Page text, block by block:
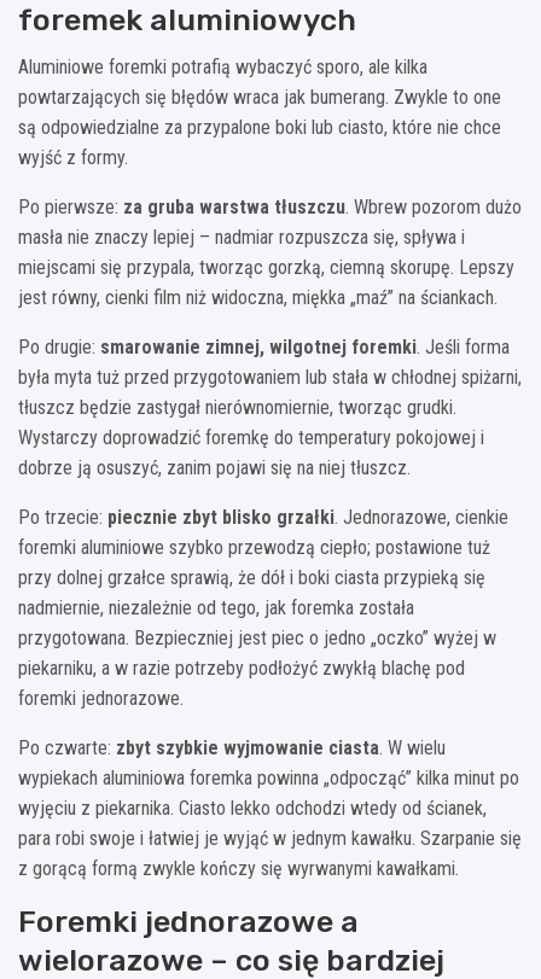
foremek aluminiowych
Aluminiowe foremki potrafią wybaczyć sporo, ale kilka
powtarzających się błędów wraca jak bumerang. Zwykle to one
są odpowiedzialne za przypalone boki lub ciasto, które nie chce
wyjść z formy.
Po pierwsze: za gruba warstwa tłuszczu. Wbrew pozorom dużo
masła nie znaczy lepiej – nadmiar rozpuszcza się, spływa i
miejscami się przypala, tworząc gorzką, ciemną skorupę. Lepszy
jest równy, cienki film niż widoczna, miękka „maź” na ściankach.
Po drugie: smarowanie zimnej, wilgotnej foremki. Jeśli forma
była myta tuż przed przygotowaniem lub stała w chłodnej spiżarni,
tłuszcz będzie zastygał nierównomiernie, tworząc grudki.
Wystarczy doprowadzić foremkę do temperatury pokojowej i
dobrze ją osuszyć, zanim pojawi się na niej tłuszcz.
Po trzecie: piecznie zbyt blisko grzałki. Jednorazowe, cienkie
foremki aluminiowe szybko przewodzą ciepło; postawione tuż
przy dolnej grzałce sprawią, że dół i boki ciasta przypieką się
nadmiernie, niezależnie od tego, jak foremka została
przygotowana. Bezpieczniej jest piec o jedno „oczko” wyżej w
piekarniku, a w razie potrzeby podłożyć zwykłą blachę pod
foremki jednorazowe.
Po czwarte: zbyt szybkie wyjmowanie ciasta. W wielu
wypiekach aluminiowa foremka powinna „odpocząć” kilka minut po
wyjęciu z piekarnika. Ciasto lekko odchodzi wtedy od ścianek,
para robi swoje i łatwiej je wyjąć w jednym kawałku. Szarpanie się
z gorącą formą zwykle kończy się wyrwanymi kawałkami.
Foremki jednorazowe a
wielorazowe – co się bardziej